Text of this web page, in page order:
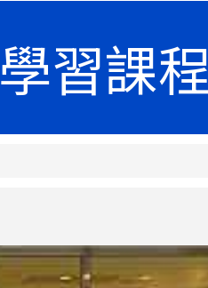
學習課程